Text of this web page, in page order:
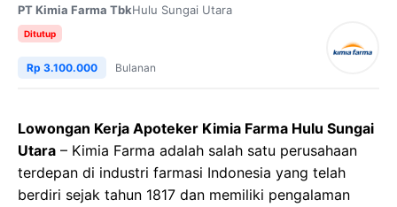
PT Kimia Farma TbkHulu Sungai Utara
Ditutup
Rp 3.100.000 Bulanan
Lowongan Kerja Apoteker Kimia Farma Hulu Sungai
Utara – Kimia Farma adalah salah satu perusahaan
terdepan di industri farmasi Indonesia yang telah
berdiri sejak tahun 1817 dan memiliki pengalaman